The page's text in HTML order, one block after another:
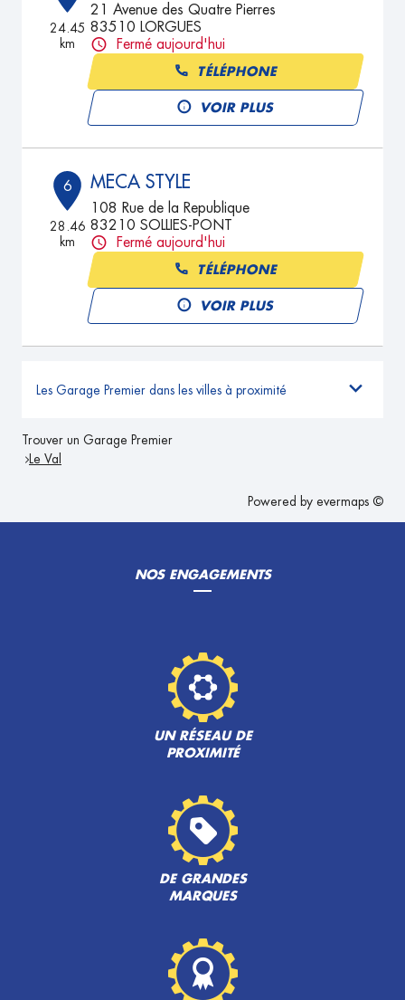
24.45
km
21 Avenue des Quatre Pierres
83510 LORGUES
Fermé aujourd'hui
TÉLÉPHONE
VOIR PLUS
6
28.46
km
MECA STYLE
108 Rue de la Republique
83210 SOLLIES-PONT
Fermé aujourd'hui
TÉLÉPHONE
VOIR PLUS
Les Garage Premier dans les villes à proximité
Trouver un Garage Premier
Le Val
Powered by evermaps ©
NOS ENGAGEMENTS
UN RÉSEAU DE
PROXIMITÉ
DE GRANDES
MARQUES